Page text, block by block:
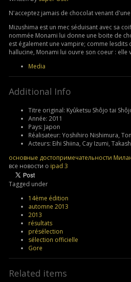
N'acceptez jamais de chocolat venant
Mizushima est un mec séduisant avec sa
nommée Monami lui donne une boite de
est également une vampire; comme
hallucine, Monami lui ouvre son coeur :
Media
Additional Info
Titre original: Kyûketsu Shôjo tai
Année: 2011
Pays: Japon
Réalisateur: Yoshihiro Nishimura,
Acteurs: Eihi Shiina, Cay Izumi,
основные достопримечательности
все новости о ipad 3
Tagged under
14ème édition
automne 2013
2013
résultats
présélection
sélection officielle
Gore
Related items